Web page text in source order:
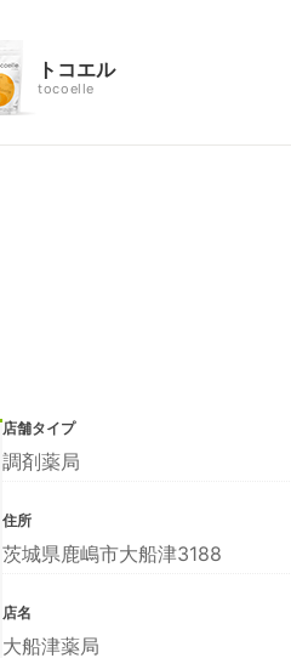
トコエル
tocoelle
店舗タイプ
調剤薬局
住所
茨城県鹿嶋市大船津3188
店名
大船津薬局